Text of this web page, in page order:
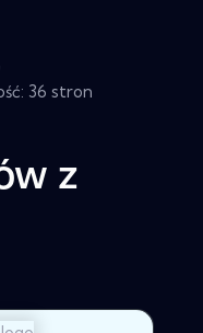
36 stron
z